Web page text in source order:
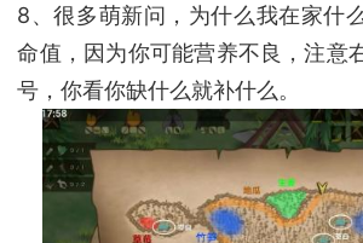
8、很多萌新问，为什么我在家什
命值，因为你可能营养不良，注意
号，你看你缺什么就补什么。